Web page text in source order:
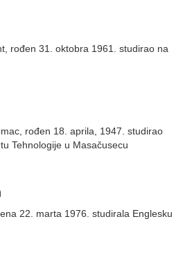
rođen 31. oktobra 1961. studirao na
rođen 18. aprila, 1947. studirao
Tehnologije u Masačusecu
22. marta 1976. studirala Englesku